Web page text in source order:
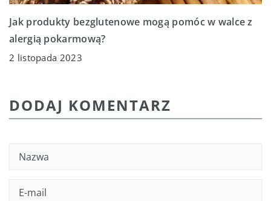
Jak produkty bezglutenowe mogą pomóc w walce z
alergią pokarmową?
2 listopada 2023
DODAJ KOMENTARZ